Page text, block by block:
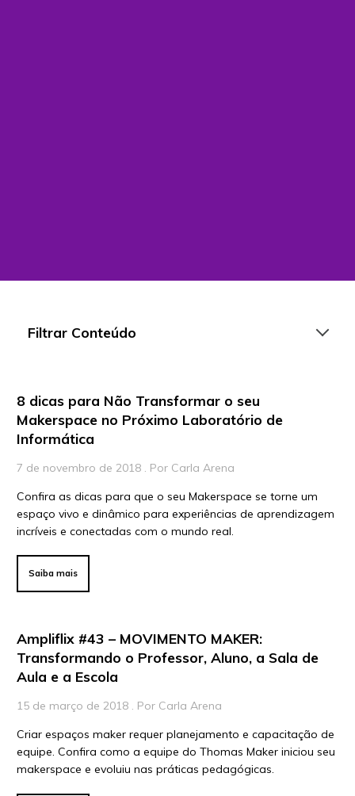
Filtrar Conteúdo
Artigos
Playlists
Vídeos
Para Educadores
Para Instituições
8 dicas para Não Transformar o seu
Makerspace no Próximo Laboratório de
Informática
7 de novembro de 2018 . Por Carla Arena
Confira as dicas para que o seu Makerspace se torne um
espaço vivo e dinâmico para experiências de aprendizagem
incríveis e conectadas com o mundo real.
Saiba mais
Ampliflix #43 – MOVIMENTO MAKER:
Transformando o Professor, Aluno, a Sala de
Aula e a Escola
15 de março de 2018 . Por Carla Arena
Criar espaços maker requer planejamento e capacitação de
equipe. Confira como a equipe do Thomas Maker iniciou seu
makerspace e evoluiu nas práticas pedagógicas.